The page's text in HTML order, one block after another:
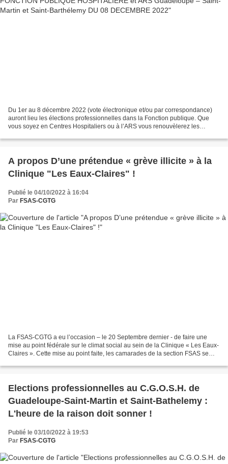
Du 1er au 8 décembre 2022 (vote électronique et/ou par correspondance)
auront lieu les élections professionnelles dans la Fonction publique. Que
vous soyez en Centres Hospitaliers ou à l’ARS vous renouvèlerez les
A propos D’une prétendue « grève illicite » à la
Clinique "Les Eaux-Claires" !
Publié le 04/10/2022 à 16:04
Par FSAS-CGTG
La FSAS-CGTG a eu l’occasion – le 20 Septembre dernier - de faire une
mise au point fédérale sur le climat social au sein de la Clinique « Les Eaux-
Claires ». Cette mise au point faite, les camarades de la section FSAS se
Elections professionnelles au C.G.O.S.H. de
Guadeloupe-Saint-Martin et Saint-Bathelemy :
L'heure de la raison doit sonner !
Publié le 03/10/2022 à 19:53
Par FSAS-CGTG